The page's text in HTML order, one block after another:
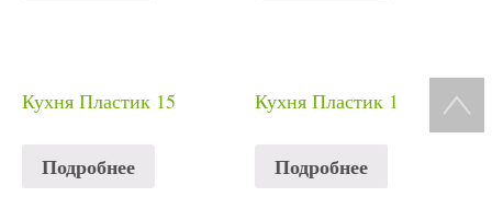
Кухня Пластик 15
Подробнее
Кухня Пластик 1
Подробнее